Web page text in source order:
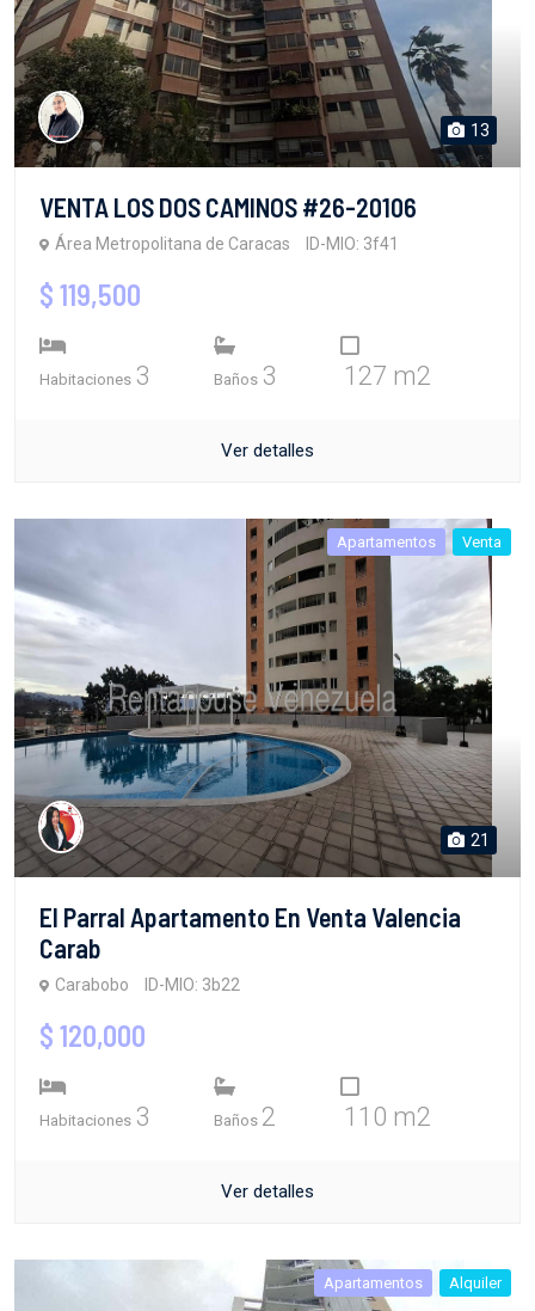
13
VENTA LOS DOS CAMINOS #26-20106
Área Metropolitana de Caracas ID-MIO: 3f41
$ 119,500
Habitaciones 3 Baños 3 127 m2
Ver detalles
Apartamentos Venta
21
El Parral Apartamento En Venta Valencia
Carab
Carabobo ID-MIO: 3b22
$ 120,000
Habitaciones 3 Baños 2 110 m2
Ver detalles
Apartamentos Alquiler